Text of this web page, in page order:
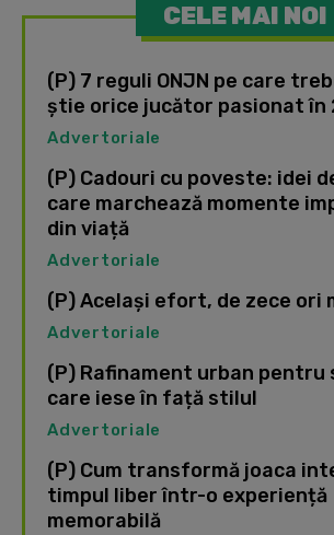
CELE MAI NOI
(P) 7 reguli ONJN pe care
știe orice jucător pasionat în
Advertoriale
(P) Cadouri cu poveste: idei
care marchează momente
din viață
Advertoriale
(P) Același efort, de zece ori
Advertoriale
(P) Rafinament urban pentru
care iese în față stilul
Advertoriale
(P) Cum transformă joaca
timpul liber într-o experiență
memorabilă